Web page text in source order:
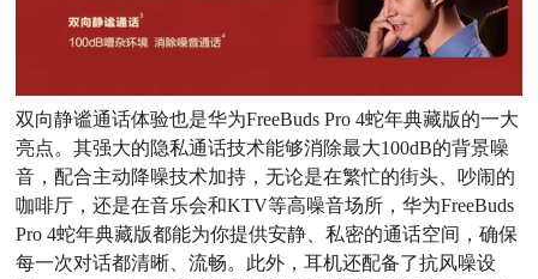
双向静谧通话体验也是华为FreeBuds Pro 4蛇年典藏版的一大
亮点。其强大的隐私通话技术能够消除最大100dB的背景噪
音，配合主动降噪技术加持，无论是在繁忙的街头、吵闹的
咖啡厅，还是在音乐会和KTV等高噪音场所，华为FreeBuds
Pro 4蛇年典藏版都能为你提供安静、私密的通话空间，确保
每一次对话都清晰、流畅。此外，耳机还配备了抗风噪设